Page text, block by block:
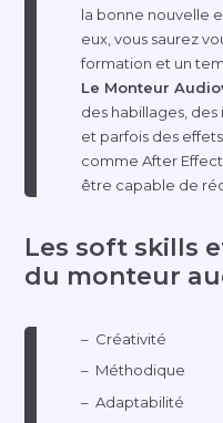
la bonne nouvelle
eux, vous saurez
formation et un
Le Monteur
des habillages,
et parfois des
comme After
être capable de
Les soft skills
du monteur
Créativité
Méthodique
Adaptabilité